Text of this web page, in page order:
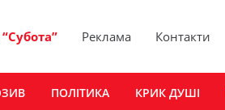
Реклама Контакти
ПОЛІТИКА КРИК ДУШІ